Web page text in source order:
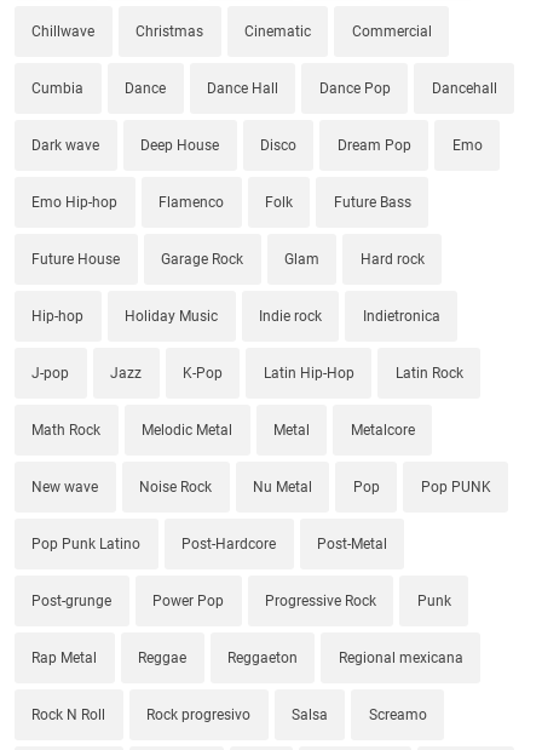
Chillwave Christmas Cinematic Commercial
Cumbia Dance Dance Hall Dance Pop Dancehall
Dark wave Deep House Disco Dream Pop Emo
Emo Hip-hop Flamenco Folk Future Bass
Future House Garage Rock Glam Hard rock
Hip-hop Holiday Music Indie rock Indietronica
J-pop Jazz K-Pop Latin Hip-Hop Latin Rock
Math Rock Melodic Metal Metal Metalcore
New wave Noise Rock Nu Metal Pop Pop PUNK
Pop Punk Latino Post-Hardcore Post-Metal
Post-grunge Power Pop Progressive Rock Punk
Rap Metal Reggae Reggaeton Regional mexicana
Rock N Roll Rock progresivo Salsa Screamo